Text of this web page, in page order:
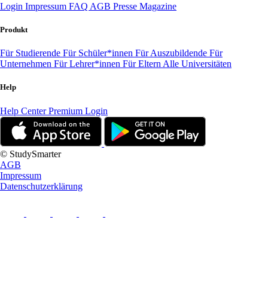
Login Impressum FAQ AGB Presse Magazine
Produkt
Für Studierende Für Schüler*innen Für Auszubildende Für
Unternehmen Für Lehrer*innen Für Eltern Alle Universitäten
Help
Help CenterPremium Login
© StudySmarter
AGB
Impressum
Datenschutzerklärung